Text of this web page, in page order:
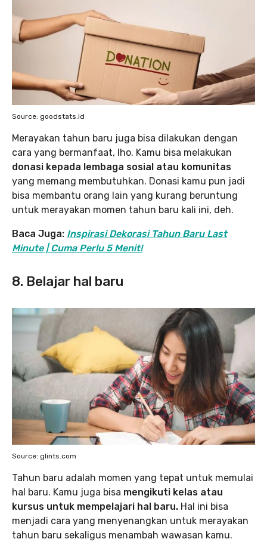
Source: goodstats.id
Merayakan tahun baru juga bisa dilakukan dengan
cara yang bermanfaat, lho. Kamu bisa melakukan
donasi kepada lembaga sosial atau komunitas
yang memang membutuhkan. Donasi kamu pun jadi
bisa membantu orang lain yang kurang beruntung
untuk merayakan momen tahun baru kali ini, deh.
Baca Juga: Inspirasi Dekorasi Tahun Baru Last
Minute | Cuma Perlu 5 Menit!
8. Belajar hal baru
Source: glints.com
Tahun baru adalah momen yang tepat untuk memulai
hal baru. Kamu juga bisa mengikuti kelas atau
kursus untuk mempelajari hal baru. Hal ini bisa
menjadi cara yang menyenangkan untuk merayakan
tahun baru sekaligus menambah wawasan kamu.